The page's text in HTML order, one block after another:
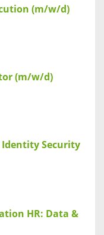
(m/w/d)
(m/w/d)
Security
HR: Data &